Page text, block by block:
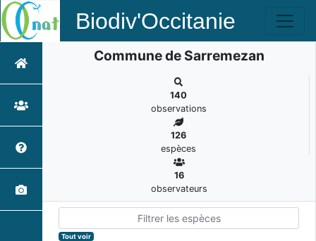
Biodiv'Occitanie
Commune de Sarremezan
140
observations
126
espèces
16
observateurs
Tout voir